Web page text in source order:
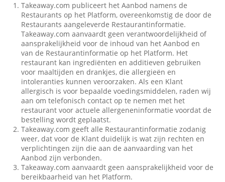
Takeaway.com publiceert het Aanbod namens de
Restaurants op het Platform, overeenkomstig de door de
Restaurants aangeleverde Restaurantinformatie.
Takeaway.com aanvaardt geen verantwoordelijkheid of
aansprakelijkheid voor de inhoud van het Aanbod en
van de Restaurantinformatie op het Platform. Het
restaurant kan ingrediënten en additieven gebruiken
voor maaltijden en drankjes, die allergieën en
intoleranties kunnen veroorzaken. Als een Klant
allergisch is voor bepaalde voedingsmiddelen, raden wij
aan om telefonisch contact op te nemen met het
restaurant voor actuele allergeneninformatie voordat de
bestelling wordt geplaatst.
Takeaway.com geeft alle Restaurantinformatie zodanig
weer, dat voor de Klant duidelijk is wat zijn rechten en
verplichtingen zijn die aan de aanvaarding van het
Aanbod zijn verbonden.
Takeaway.com aanvaardt geen aansprakelijkheid voor de
bereikbaarheid van het Platform.